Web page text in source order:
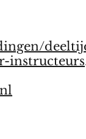
instructeurs